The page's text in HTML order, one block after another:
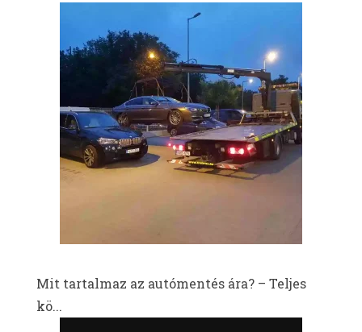
Mit tartalmaz az autómentés ára? – Teljes
kö...